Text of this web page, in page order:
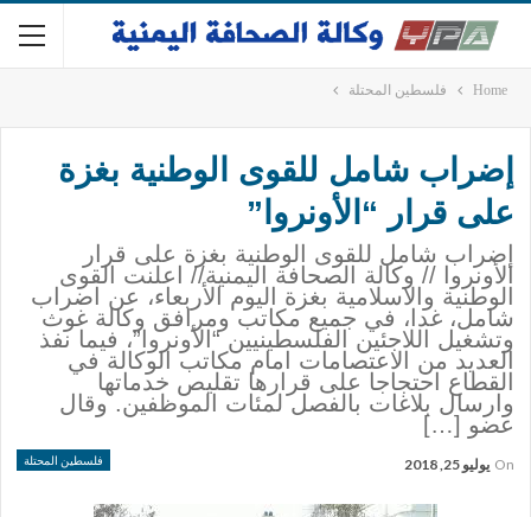
Home فلسطين المحتلة
إضراب شامل للقوى الوطنية بغزة
على قرار “الأونروا”
إضراب شامل للقوى الوطنية بغزة على قرار
الأونروا // وكالة الصحافة اليمنية// اعلنت القوى
الوطنية والاسلامية بغزة اليوم الأربعاء، عن اضراب
شامل، غدا، في جميع مكاتب ومرافق وكالة غوث
وتشغيل اللاجئين الفلسطينيين “الأونروا”، فيما نفذ
العديد من الاعتصامات امام مكاتب الوكالة في
القطاع احتجاجا على قرارها تقليص خدماتها
وارسال بلاغات بالفصل لمئات الموظفين. وقال
عضو […]
فلسطين المحتلة On يوليو 25, 2018